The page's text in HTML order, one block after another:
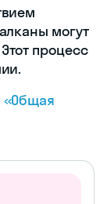
могут
процесс
«Общая